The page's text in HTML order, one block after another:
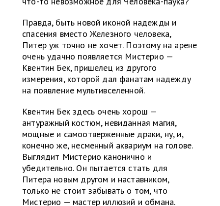
Правда, быть новой иконой надежды и
спасения вместо Железного человека,
Питер уж точно не хочет. Поэтому на арене
очень удачно появляется Мистерио —
Квентин Бек, пришелец из другого
измерения, которой дал фанатам надежду
на появление мультивселенной.
Квентин Бек здесь очень хорош —
антуражный костюм, невиданная магия,
мощные и самоотверженные драки, ну, и,
конечно же, несменный аквариум на голове.
Выглядит Мистерио канонично и
убедительно. Он пытается стать для
Питера новым другом и наставником,
только не стоит забывать о том, что
Мистерио — мастер иллюзий и обмана.